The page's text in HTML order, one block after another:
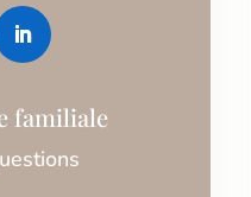
familiale